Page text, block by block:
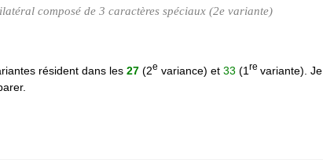
composé de 3 caractères spéciaux (2e variante)
résident dans les 27 (2e variance) et 33 (1 re variante). Je